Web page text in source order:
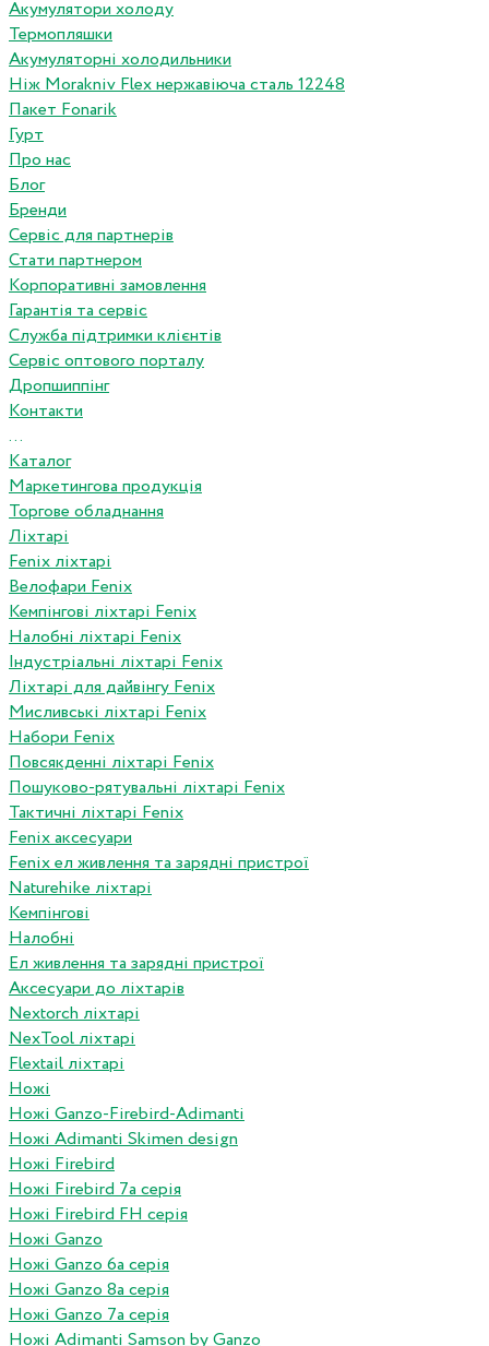
Акумулятори холоду
Термопляшки
Акумуляторні холодильники
Ніж Morakniv Flex нержавіюча сталь 12248
Пакет Fonarik
Гурт
Про нас
Блог
Бренди
Сервіс для партнерів
Стати партнером
Корпоративні замовлення
Гарантія та сервіс
Служба підтримки клієнтів
Сервіс оптового порталу
Дропшиппінг
Контакти
...
Каталог
Маркетингова продукція
Торгове обладнання
Ліхтарі
Fenix ліхтарі
Велофари Fenix
Кемпінгові ліхтарі Fenix
Налобні ліхтарі Fenix
Індустріальні ліхтарі Fenix
Ліхтарі для дайвінгу Fenix
Мисливські ліхтарі Fenix
Набори Fenix
Повсякденні ліхтарі Fenix
Пошуково-рятувальні ліхтарі Fenix
Тактичні ліхтарі Fenix
Fenix аксесуари
Fenix ел живлення та зарядні пристрої
Naturehike ліхтарі
Кемпінгові
Налобні
Ел живлення та зарядні пристрої
Аксесуари до ліхтарів
Nextorch ліхтарі
NexTool ліхтарі
Flextail ліхтарі
Ножі
Ножі Ganzo-Firebird-Adimanti
Ножі Adimanti Skimen design
Ножі Firebird
Ножі Firebird 7а серія
Ножі Firebird FH серія
Ножі Ganzo
Ножі Ganzo 6а серія
Ножі Ganzo 8а серія
Ножі Ganzo 7а серія
Ножі Adimanti Samson by Ganzo